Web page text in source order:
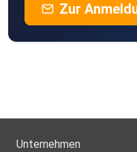
Zur
Unternehmen